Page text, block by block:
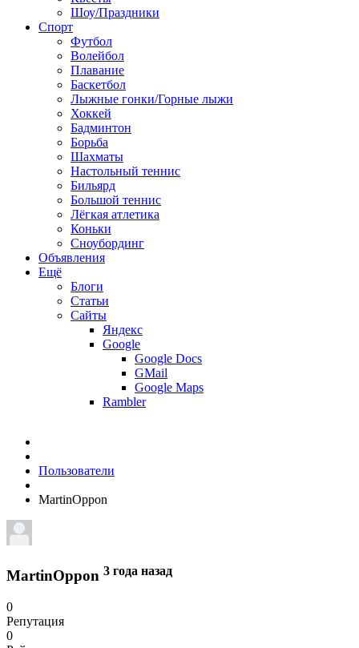
Шоу/Праздники
Спорт
Футбол
Волейбол
Плавание
Баскетбол
Лыжные гонки/Горные лыжи
Хоккей
Бадминтон
Борьба
Шахматы
Настольный теннис
Бильярд
Большой теннис
Лёгкая атлетика
Коньки
Сноубординг
Объявления
Ещё
Блоги
Статьи
Сайты
Яндекс
Google
Google Docs
GMail
Google Maps
Rambler
Пользователи
MartinOppon
MartinOppon 3 года назад
0
Репутация
0